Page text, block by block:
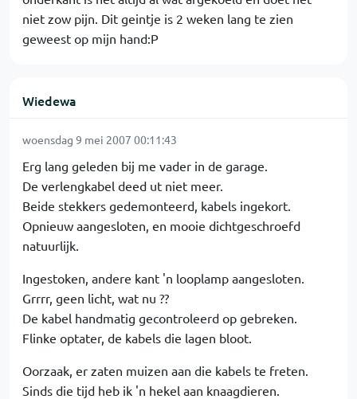
niet zow pijn. Dit geintje is 2 weken lang te zien
geweest op mijn hand:P
Wiedewa
woensdag 9 mei 2007 00:11:43
Erg lang geleden bij me vader in de garage.
De verlengkabel deed ut niet meer.
Beide stekkers gedemonteerd, kabels ingekort.
Opnieuw aangesloten, en mooie dichtgeschroefd
natuurlijk.
Ingestoken, andere kant 'n looplamp aangesloten.
Grrrr, geen licht, wat nu ??
De kabel handmatig gecontroleerd op gebreken.
Flinke optater, de kabels die lagen bloot.
Oorzaak, er zaten muizen aan die kabels te freten.
Sinds die tijd heb ik 'n hekel aan knaagdieren.